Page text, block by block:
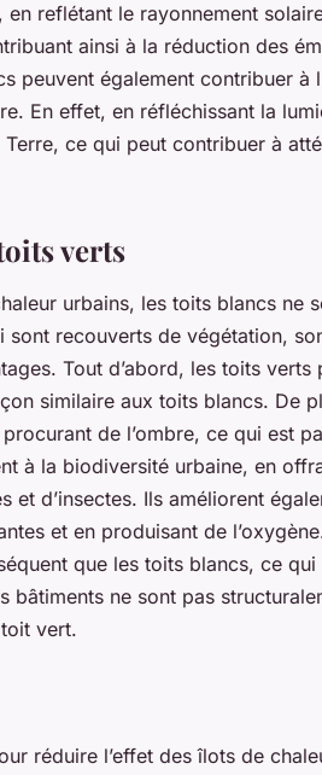
en reflétant le rayonnement
ainsi à la réduction des
peuvent également contribuer à
En effet, en réfléchissant la
ce qui peut contribuer à
verts
urbains, les toits blancs ne
sont recouverts de végétation,
Tout d’abord, les toits
similaire aux toits blancs. De
de l’ombre, ce qui est
à la biodiversité urbaine, en
et d’insectes. Ils améliorent
et en produisant de
que les toits blancs, ce
bâtiments ne sont pas
vert.
réduire l’effet des îlots de